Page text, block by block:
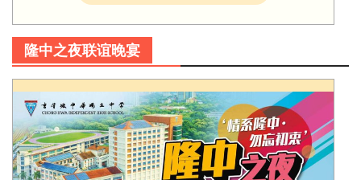
隆中之夜联谊晚宴